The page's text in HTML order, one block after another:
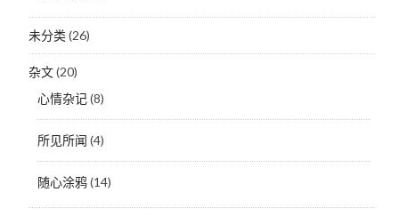
未分类(26)
杂文(20)
心情杂记(8)
所见所闻 (4)
随心涂鸦(14)